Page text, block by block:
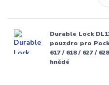
Durable Lock
pouzdro pro
617 / 618 / 627 /
hnědé